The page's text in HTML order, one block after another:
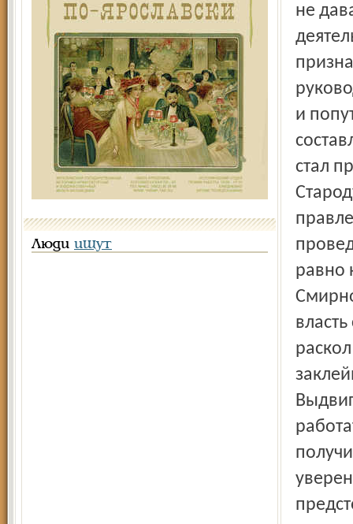
Люди ищут
не
и
стал
равно